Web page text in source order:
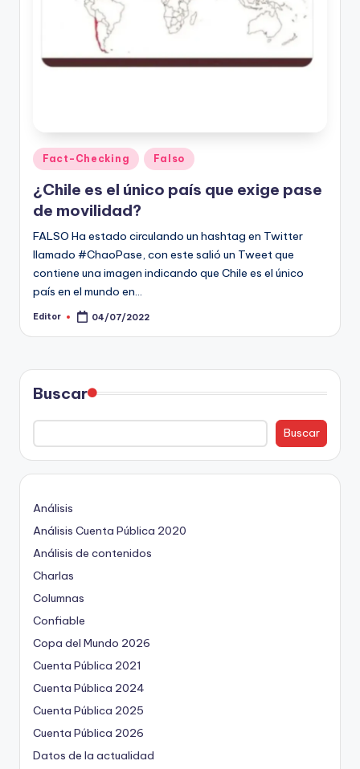
a
c
t
-
C
h
e
c
ki
n
g
Publicado
en
Fact-Checking Falso
¿Chile es el único país que exige pase
de movilidad?
FALSO Ha estado circulando un hashtag en Twitter
llamado #ChaoPase, con este salió un Tweet que
contiene una imagen indicando que Chile es el único
país en el mundo en…
Publicado
Editor 04/07/2022
Buscar
Buscar
Análisis
Análisis Cuenta Pública 2020
Análisis de contenidos
Charlas
Columnas
Confiable
Copa del Mundo 2026
Cuenta Pública 2021
Cuenta Pública 2024
Cuenta Pública 2025
Cuenta Pública 2026
Datos de la actualidad